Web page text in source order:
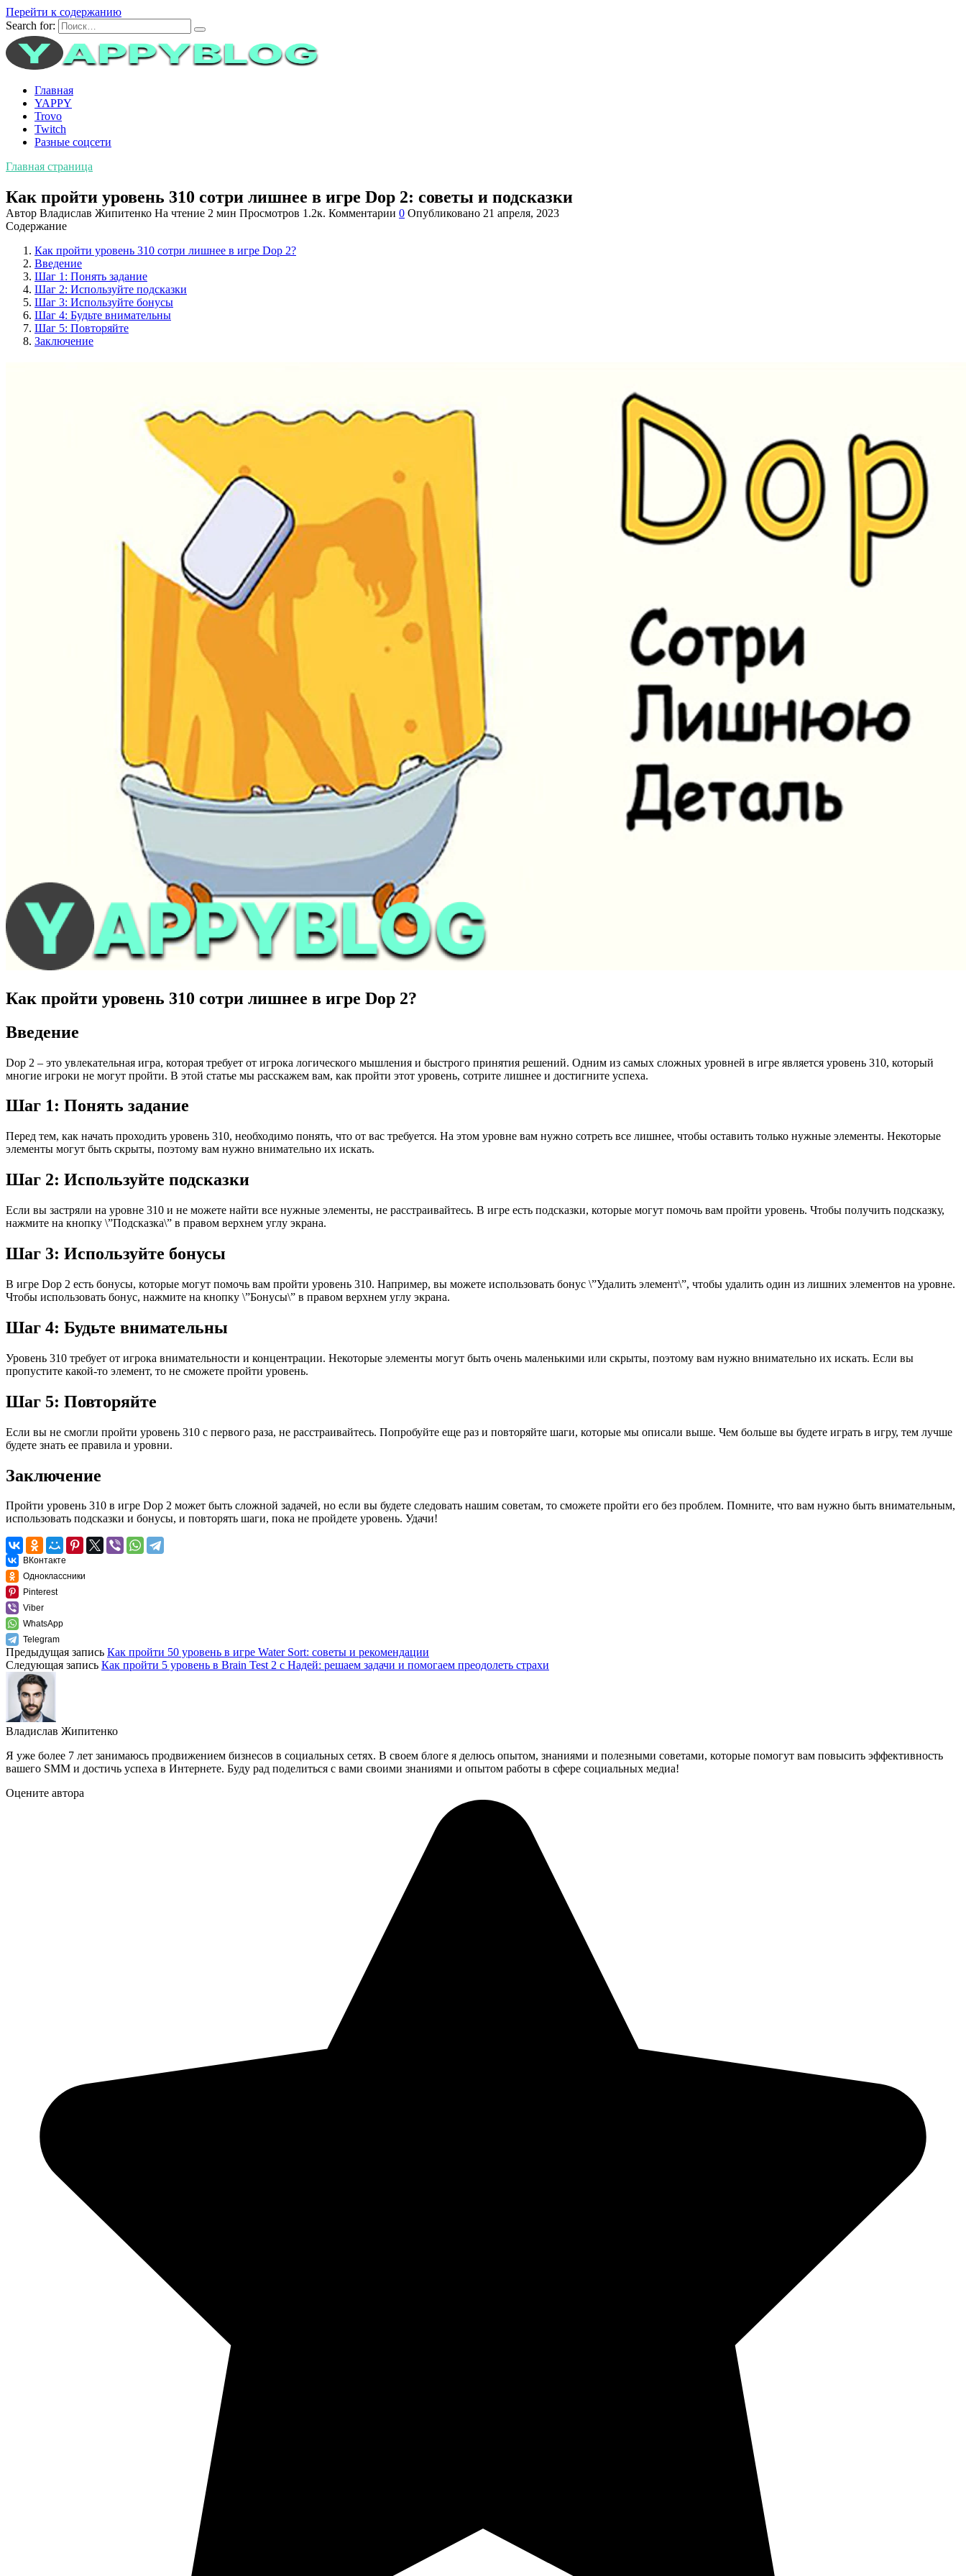
Перейти к содержанию
Search for:
Главная
YAPPY
Trovo
Twitch
Разные соцсети
Главная страница
Как пройти уровень 310 сотри лишнее в игре Dop 2: советы и подсказки
Автор Владислав Жипитенко На чтение 2 мин Просмотров 1.2к. Комментарии 0 Опубликовано 21 апреля, 2023
Содержание
Как пройти уровень 310 сотри лишнее в игре Dop 2?
Введение
Шаг 1: Понять задание
Шаг 2: Используйте подсказки
Шаг 3: Используйте бонусы
Шаг 4: Будьте внимательны
Шаг 5: Повторяйте
Заключение
Как пройти уровень 310 сотри лишнее в игре Dop 2?
Введение
Dop 2 – это увлекательная игра, которая требует от игрока логического мышления и быстрого принятия решений. Одним из самых сложных уровней в игре является уровень 310, который
многие игроки не могут пройти. В этой статье мы расскажем вам, как пройти этот уровень, сотрите лишнее и достигните успеха.
Шаг 1: Понять задание
Перед тем, как начать проходить уровень 310, необходимо понять, что от вас требуется. На этом уровне вам нужно сотреть все лишнее, чтобы оставить только нужные элементы. Некоторые
элементы могут быть скрыты, поэтому вам нужно внимательно их искать.
Шаг 2: Используйте подсказки
Если вы застряли на уровне 310 и не можете найти все нужные элементы, не расстраивайтесь. В игре есть подсказки, которые могут помочь вам пройти уровень. Чтобы получить подсказку,
нажмите на кнопку \”Подсказка\” в правом верхнем углу экрана.
Шаг 3: Используйте бонусы
В игре Dop 2 есть бонусы, которые могут помочь вам пройти уровень 310. Например, вы можете использовать бонус \”Удалить элемент\”, чтобы удалить один из лишних элементов на уровне.
Чтобы использовать бонус, нажмите на кнопку \”Бонусы\” в правом верхнем углу экрана.
Шаг 4: Будьте внимательны
Уровень 310 требует от игрока внимательности и концентрации. Некоторые элементы могут быть очень маленькими или скрыты, поэтому вам нужно внимательно их искать. Если вы
пропустите какой-то элемент, то не сможете пройти уровень.
Шаг 5: Повторяйте
Если вы не смогли пройти уровень 310 с первого раза, не расстраивайтесь. Попробуйте еще раз и повторяйте шаги, которые мы описали выше. Чем больше вы будете играть в игру, тем лучше
будете знать ее правила и уровни.
Заключение
Пройти уровень 310 в игре Dop 2 может быть сложной задачей, но если вы будете следовать нашим советам, то сможете пройти его без проблем. Помните, что вам нужно быть внимательным,
использовать подсказки и бонусы, и повторять шаги, пока не пройдете уровень. Удачи!
ВКонтакте
Одноклассники
Pinterest
Viber
WhatsApp
Telegram
Предыдущая запись Как пройти 50 уровень в игре Water Sort: советы и рекомендации
Следующая запись Как пройти 5 уровень в Brain Test 2 с Надей: решаем задачи и помогаем преодолеть страхи
Владислав Жипитенко
Я уже более 7 лет занимаюсь продвижением бизнесов в социальных сетях. В своем блоге я делюсь опытом, знаниями и полезными советами, которые помогут вам повысить эффективность
вашего SMM и достичь успеха в Интернете. Буду рад поделиться с вами своими знаниями и опытом работы в сфере социальных медиа!
Оцените автора